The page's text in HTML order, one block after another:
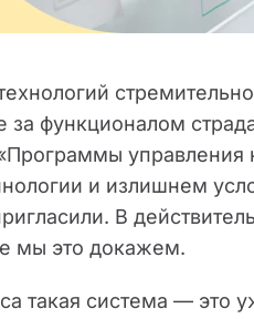
функционалом
и излишнем
В
мы это докажем.
такая система — это